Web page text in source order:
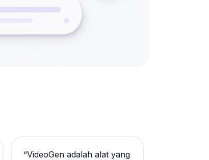
“VideoGen adalah alat yang